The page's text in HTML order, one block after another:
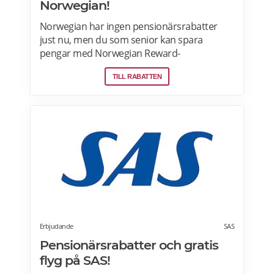
Norwegian!
Norwegian har ingen pensionärsrabatter
just nu, men du som senior kan spara
pengar med Norwegian Reward-
lojalitetsprogram. Tjäna Spenn och använd
dem för att få ännu billigare eller helt gratis
TILL RABATTEN
Erbjudande SAS
Pensionärsrabatter och gratis
flyg på SAS!